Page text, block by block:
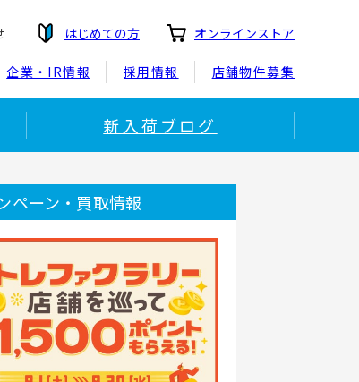
はじめての方 オンラインストア
企業・IR情報 採用情報 店舗物件募集
新入荷ブログ
ペーン・買取情報